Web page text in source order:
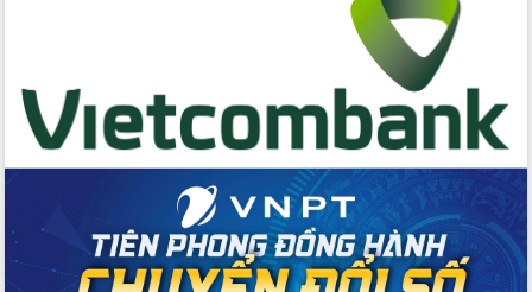
Đẩy mạnh cải cách hành chính, quyết
tâm đạt được mục tiêu tăng trưởng
hai con số trong năm 2026
Lương Văn Chánh năm 2026
Phó Bí thư Tỉnh ủy Đắk Lắk Đỗ Hữu
Huy giữ chức Bí thư Đảng ủy Ủy Ban
Nhân dân tỉnh